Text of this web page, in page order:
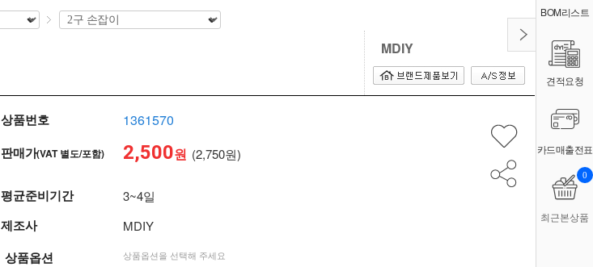
BOM리스트
견적요청
카드매출전표
최근본상품
0
MDIY
상품번호 1361570
판매가(VAT 별도/포함) 2,500원 (2,750원)
평균준비기간 3~4일
제조사 MDIY
상품옵션 상품옵션을 선택해 주세요